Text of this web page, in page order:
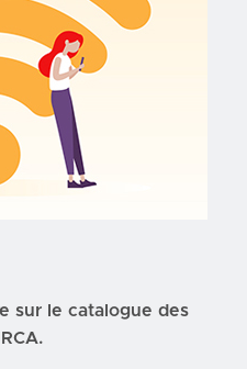
sur le catalogue des